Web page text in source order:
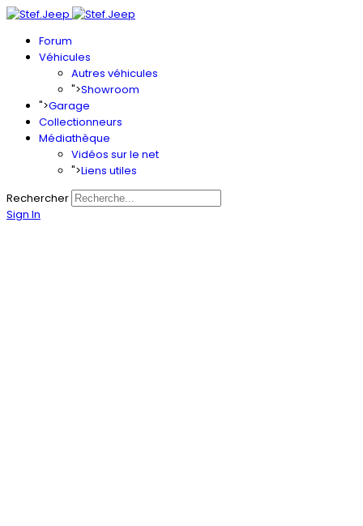
Forum
Véhicules
Autres véhicules
">Showroom
">Garage
Collectionneurs
Médiathèque
Vidéos sur le net
">Liens utiles
Rechercher
Sign In